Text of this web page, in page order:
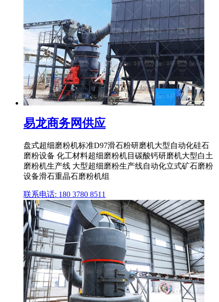
易龙商务网供应
盘式超细磨粉机标准D97滑石粉研磨机大型自动化硅石
磨粉设备 化工材料超细磨粉机目碳酸钙研磨机大型白土
磨粉机生产线 大型超细磨粉生产线自动化立式矿石磨粉
设备滑石重晶石磨粉机组
联系电话: 180 3780 8511